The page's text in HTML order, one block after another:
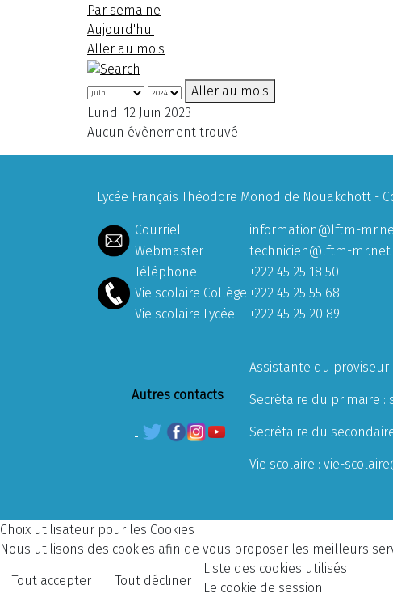
Par semaine
Aujourd'hui
Aller au mois
Aller au mois
Lundi 12 Juin 2023
Aucun évènement trouvé
Lycée Français Théodore Monod de Nouakchott -
Courriel
information@lftm-
Webmaster
technicien@lftm-mr.net
Téléphone
+222 45 25 18 50
Vie scolaire Collège +222 45 25 55 68
Vie scolaire Lycée
+222 45 25 20 89
Autres contacts
Assistante du proviseur :
Secrétaire du primaire :
Secrétaire du
Vie scolaire : vie-
Choix utilisateur pour les Cookies
Nous utilisons des cookies afin de vous proposer les meilleurs
Tout accepter Tout décliner
Liste des cookies utilisés
Le cookie de session